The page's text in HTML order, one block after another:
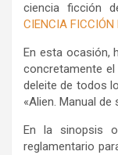
ciencia ficción
CIENCIA FICCIÓN
En esta ocasión,
concretamente
deleite de todos
«Alien. Manual
En la sinopsis
reglamentario